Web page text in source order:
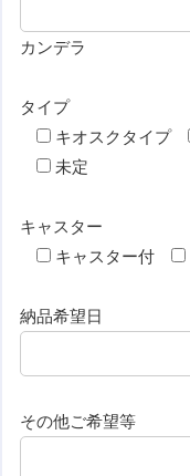
カンデラ
タイプ
キオスクタイプ
未定
キャスター
キャスター付
納品希望日
その他ご希望等